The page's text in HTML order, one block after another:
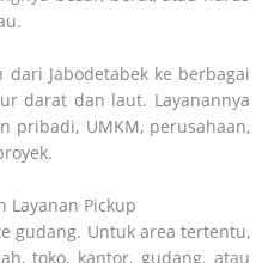
dari Jabodetabek ke berbagai
darat dan laut. Layanannya
pribadi, UMKM, perusahaan,
Layanan Pickup
gudang. Untuk area tertentu,
toko, kantor, gudang, atau